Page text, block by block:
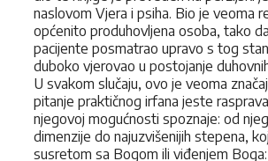
naslovom Vjera i psiha. Bio je veoma
općenito produhovljena osoba, tako
pacijente posmatrao upravo s tog
duboko vjerovao u postojanje
U svakom slučaju, ovo je veoma
pitanje praktičnog irfana jeste
njegovoj mogućnosti spoznaje: od
dimenzije do najuzvišenijih stepena,
susretom sa Bogom ili viđenjem